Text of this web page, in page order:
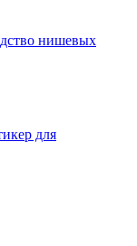
нишевых
для